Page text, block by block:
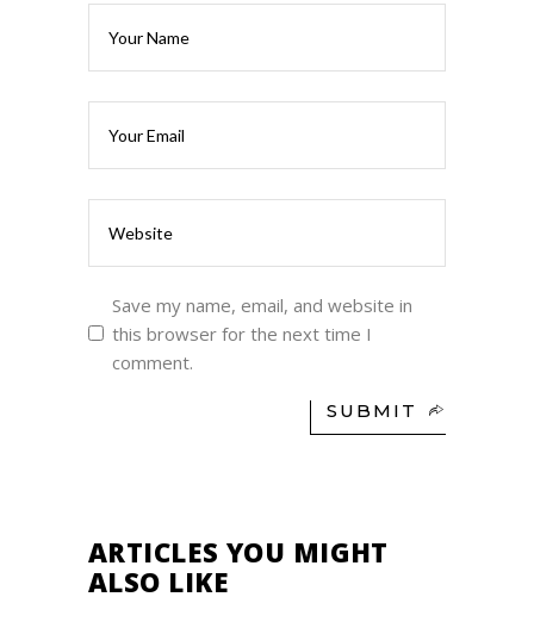
Save my name, email, and website in
this browser for the next time I
comment.
SUBMIT
ARTICLES YOU MIGHT
ALSO LIKE